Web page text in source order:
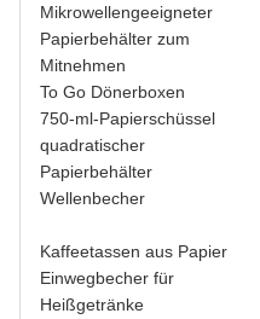
Mikrowellengeeigneter
Papierbehälter zum
Mitnehmen
To Go Dönerboxen
750-ml-Papierschüssel
quadratischer
Papierbehälter
Wellenbecher
Kaffeetassen aus Papier
Einwegbecher für
Heißgetränke